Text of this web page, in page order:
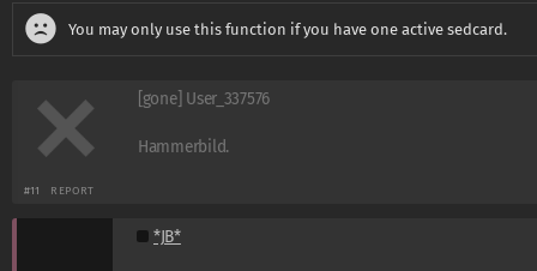
You may only use this function if you have one active sedcard.
[gone] User_337576
Hammerbild.
#11 REPORT
*JB*